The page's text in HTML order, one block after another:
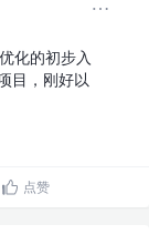
化的初步入
目，刚好以
点赞